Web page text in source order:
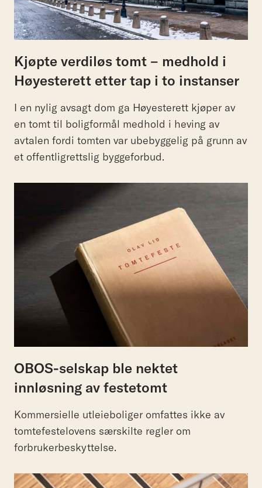
Kjøpte verdiløs tomt – medhold i
Høyesterett etter tap i to instanser
I en nylig avsagt dom ga Høyesterett kjøper av
en tomt til boligformål medhold i heving av
avtalen fordi tomten var ubebyggelig på grunn av
et offentligrettslig byggeforbud.
OBOS-selskap ble nektet
innløsning av festetomt
Kommersielle utleieboliger omfattes ikke av
tomtefestelovens særskilte regler om
forbrukerbeskyttelse.